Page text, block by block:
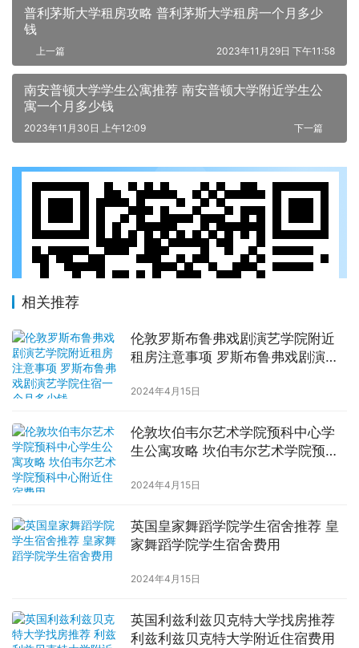
普利茅斯大学租房攻略 普利茅斯大学租房一个月多少
钱
上一篇 2023年11月29日 下午11:58
南安普顿大学学生公寓推荐 南安普顿大学附近学生公
寓一个月多少钱
下一篇
2023年11月30日 上午12:09
相关推荐
伦敦罗斯布鲁弗戏剧演艺学院附近
租房注意事项 罗斯布鲁弗戏剧演艺
2024年4月15日
伦敦坎伯韦尔艺术学院预科中心学
生公寓攻略 坎伯韦尔艺术学院预科
2024年4月15日
英国皇家舞蹈学院学生宿舍推荐 皇
家舞蹈学院学生宿舍费用
2024年4月15日
英国利兹利兹贝克特大学找房推荐
利兹利兹贝克特大学附近住宿费用